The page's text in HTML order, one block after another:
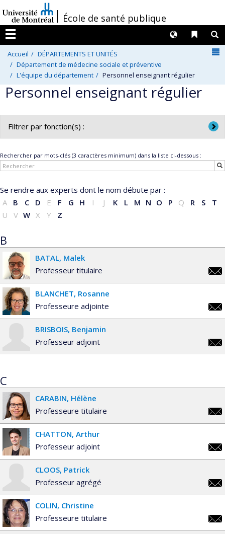
au
contenu
/École de santé publique
Menu
Liens
Langues
Accueil
DÉPARTEMENTS ET UNITÉS
Département de médecine sociale et préventive
L'équipe du département
Personnel enseignant régulier
Personnel enseignant régulier
Filtrer par fonction(s) :
Directrice de département / Directeur de département
Professeure adjointe / Professeur adjoint
Professeure titulaire / Professeur titulaire
Responsable de programme
Rechercher par mots-clés (3 caractères minimum) dans la liste ci-dessous :
Se rendre aux experts dont le nom débute par :
A
B C D E F G H I J K L M N O P Q R S
T
U
V W X Y Z
B
BATAL Malek
Professeur titulaire
BLANCHET Rosanne
Professeure adjointe
BRISBOIS Benjamin
Professeur adjoint
C
CARABIN Hélène
Professeure titulaire
CHATTON Arthur
Professeur adjoint
CLOOS Patrick
Professeur agrégé
COLIN Christine
Professeure titulaire